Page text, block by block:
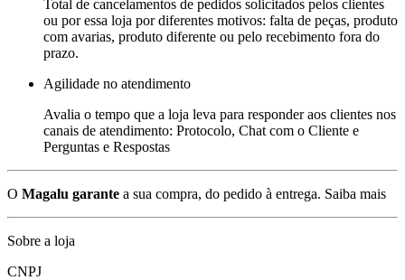
Total de cancelamentos de pedidos solicitados pelos clientes
ou por essa loja por diferentes motivos: falta de peças, produto
com avarias, produto diferente ou pelo recebimento fora do
prazo.
Agilidade no atendimento
Avalia o tempo que a loja leva para responder aos clientes nos
canais de atendimento: Protocolo, Chat com o Cliente e
Perguntas e Respostas
O Magalu garante a sua compra, do pedido à entrega. Saiba mais
Sobre a loja
CNPJ